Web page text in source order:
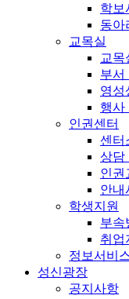
학보
동아
교목실
교목
부서
영성
행사
인권센터
센터
상담
인권
안내
학생지원
부속
취업
정보서비
성신광장
공지사항